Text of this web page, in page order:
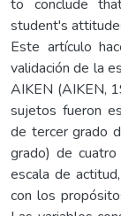
to conclude
student's
Este artículo
validación de la
AIKEN (AIKEN,
sujetos fueron
de tercer grado
grado) de
escala de
con los